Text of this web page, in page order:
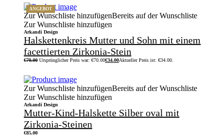
ANGEBOT
Zur Wunschliste hinzufügenBereits auf der Wunschliste
Zur Wunschliste hinzufügen
Arkandi Design
Halskettenkreis Mutter und Sohn mit einem
facettierten Zirkonia-Stein
€70.00 Ursprünglicher Preis war: €70.00€34.00Aktueller Preis ist: €34.00.
Zur Wunschliste hinzufügenBereits auf der Wunschliste
Zur Wunschliste hinzufügen
Arkandi Design
Mutter-Kind-Halskette Silber oval mit
Zirkonia-Steinen
€85.00